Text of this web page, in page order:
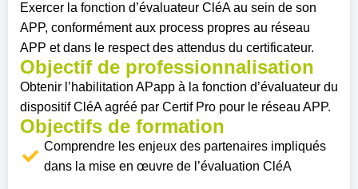
Exercer la fonction d’évaluateur CléA au sein de son
APP, conformément aux process propres au réseau
APP et dans le respect des attendus du certificateur.
Objectif de professionnalisation
Obtenir l’habilitation APapp à la fonction d’évaluateur du
dispositif CléA agréé par Certif Pro pour le réseau APP.
Objectifs de formation
Comprendre les enjeux des partenaires impliqués
dans la mise en œuvre de l’évaluation CléA